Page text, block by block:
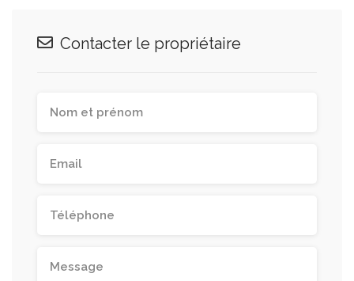
Contacter le propriétaire